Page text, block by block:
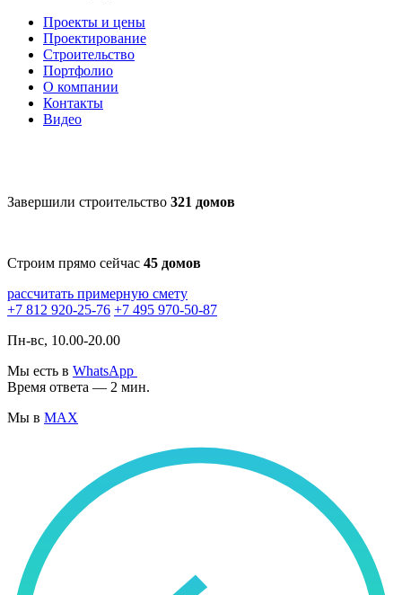
Проекты и цены
Проектирование
Строительство
Портфолио
О компании
Контакты
Видео
Завершили строительство 321 домов
Строим прямо сейчас 45 домов
рассчитать примерную смету
+7 812 920-25-76 +7 495 970-50-87
Пн-вс, 10.00-20.00
Мы есть в WhatsApp
Время ответа — 2 мин.
Мы в MAX